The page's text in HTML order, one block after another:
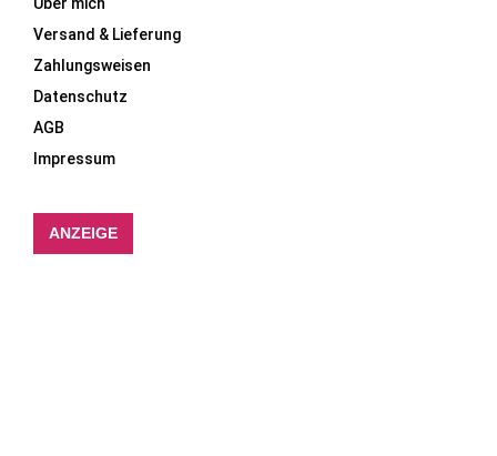
Versand & Lieferung
Zahlungsweisen
Datenschutz
AGB
Impressum
ANZEIGE